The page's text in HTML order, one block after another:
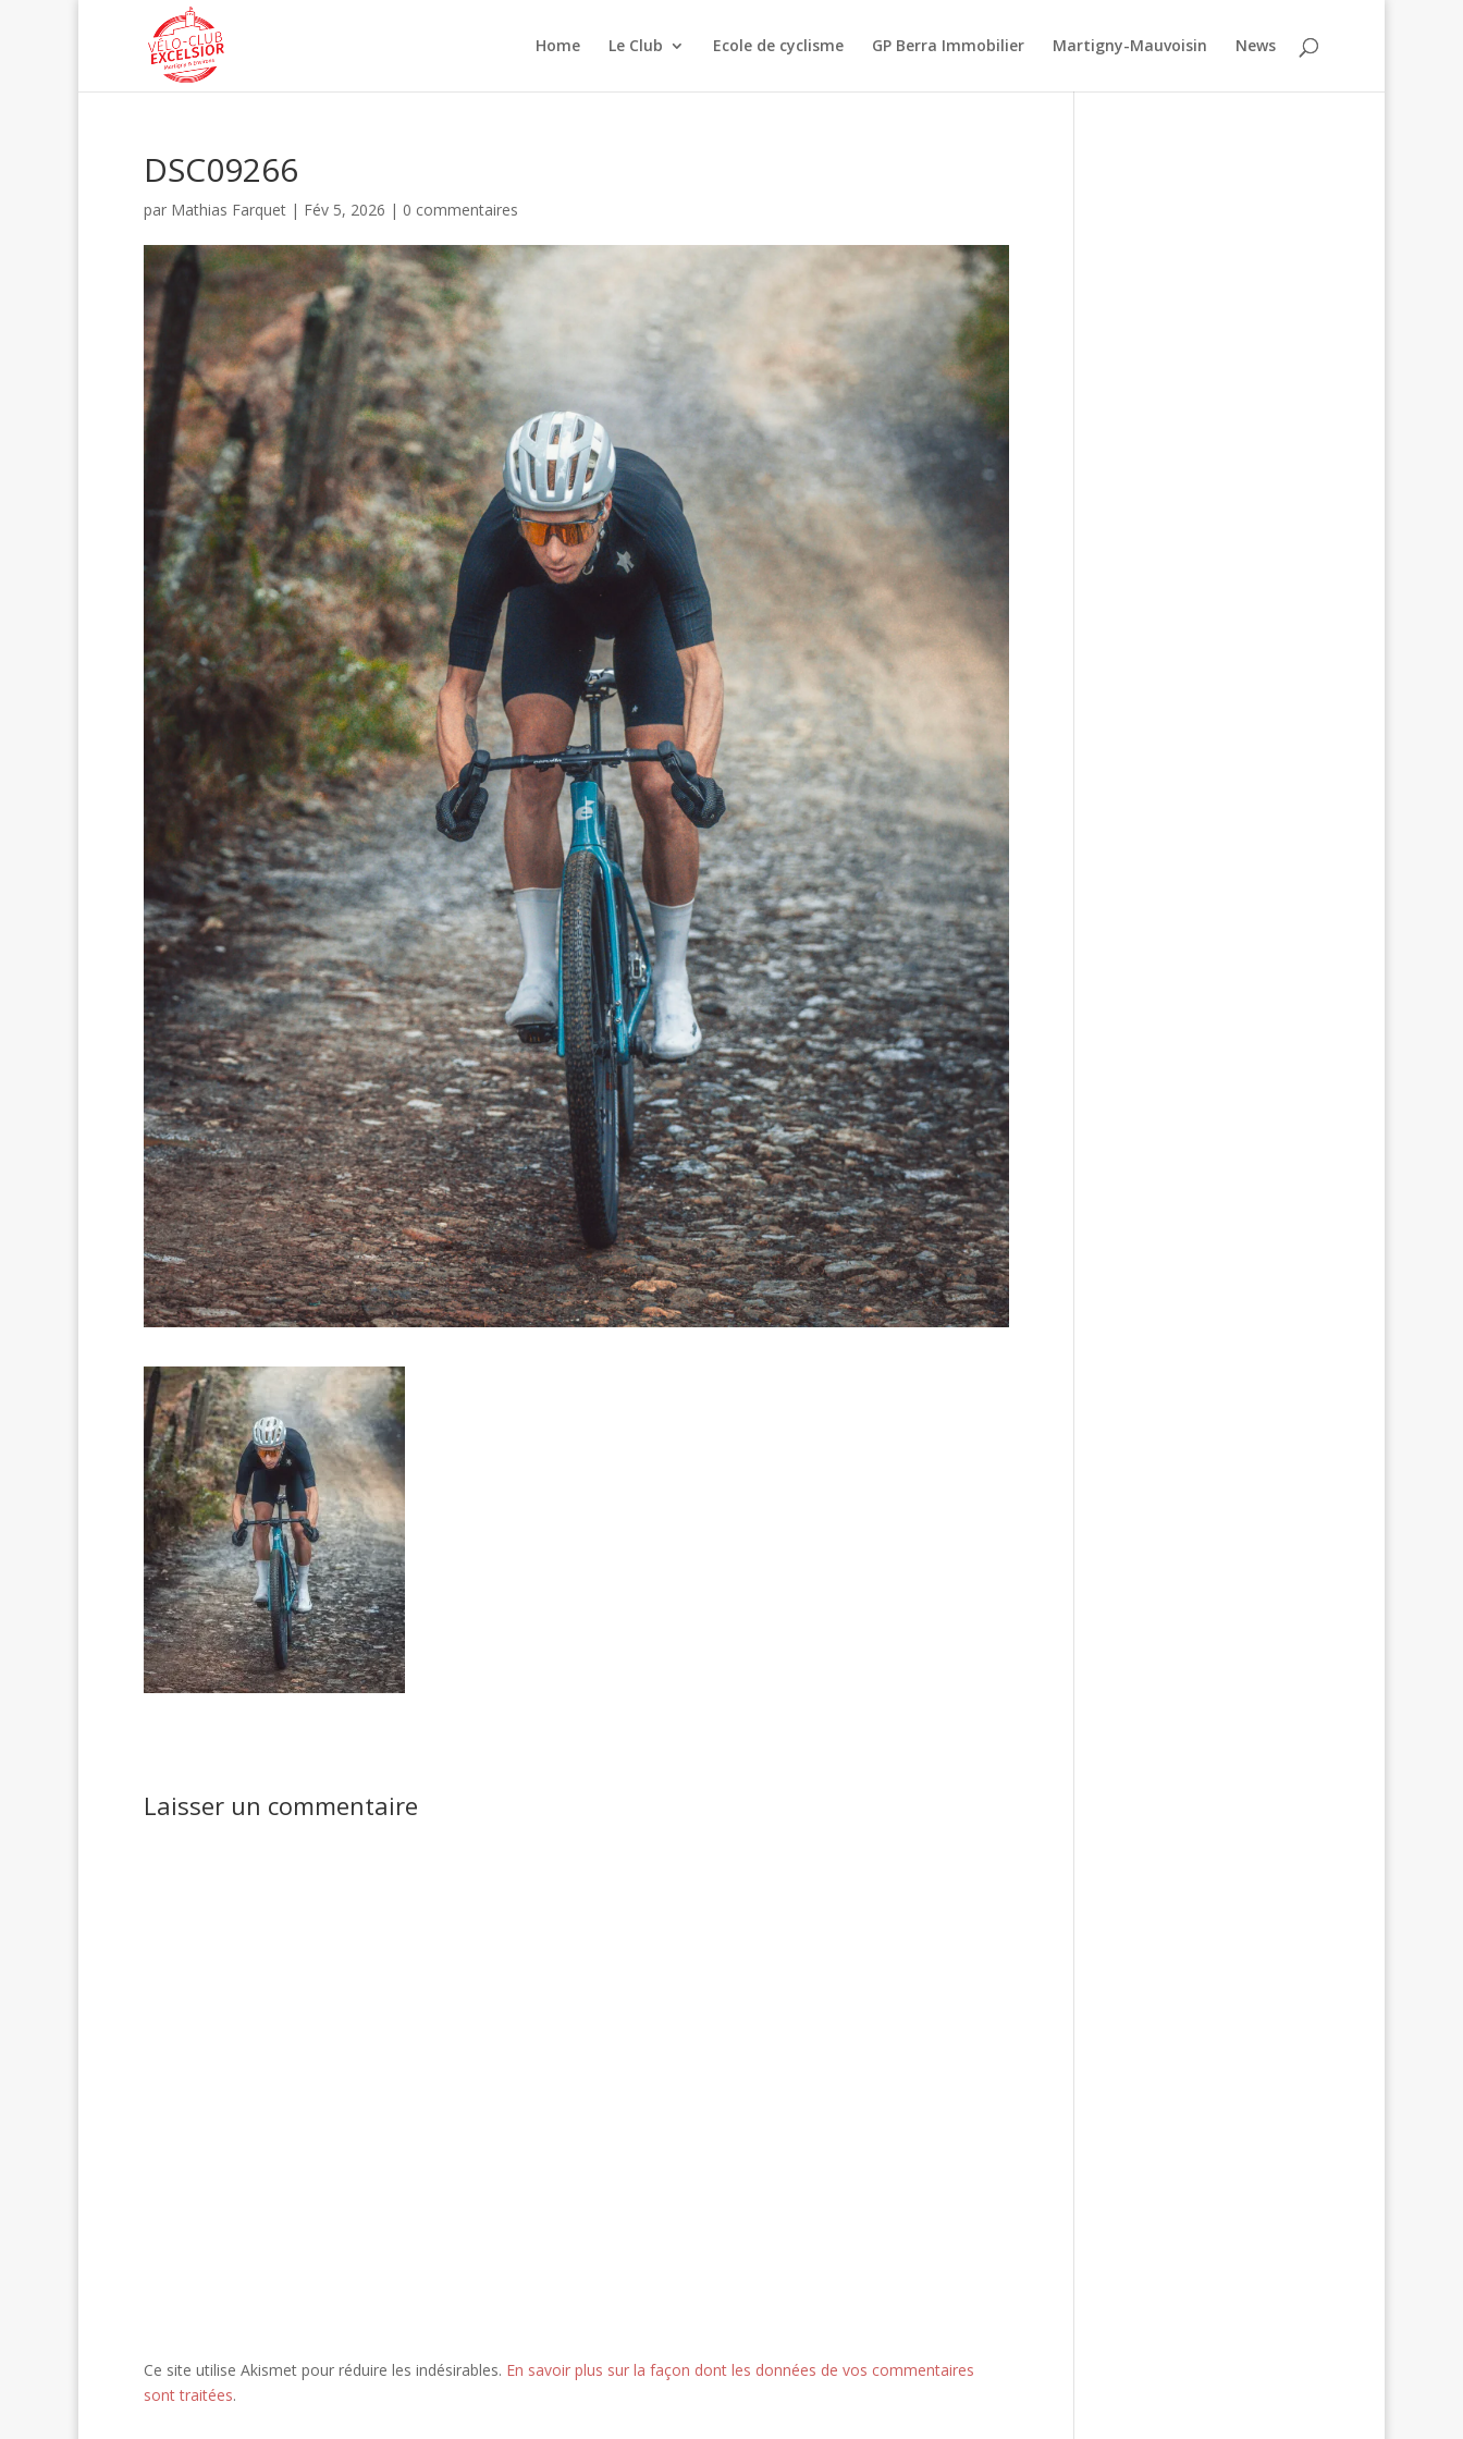
Home Le Club Ecole de cyclisme GP Berra Immobilier Martigny-Mauvoisin News
DSC09266
par Mathias Farquet | Fév 5, 2026 | 0 commentaires
Laisser un commentaire
Ce site utilise Akismet pour réduire les indésirables. En savoir plus sur la façon dont les données de vos commentaires
sont traitées.